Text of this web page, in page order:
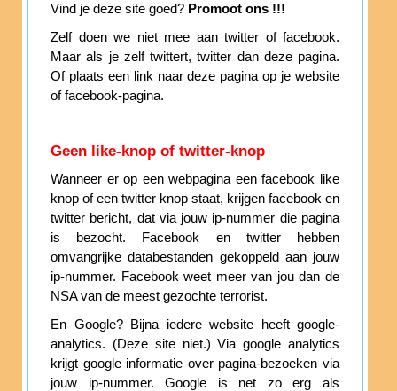
Vind je deze site goed? Promoot ons !!!
Zelf doen we niet mee aan twitter of facebook.
Maar als je zelf twittert, twitter dan deze pagina.
Of plaats een link naar deze pagina op je website
of facebook-pagina.
Geen like-knop of twitter-knop
Wanneer er op een webpagina een facebook like
knop of een twitter knop staat, krijgen facebook en
twitter bericht, dat via jouw ip-nummer die pagina
is bezocht. Facebook en twitter hebben
omvangrijke databestanden gekoppeld aan jouw
ip-nummer. Facebook weet meer van jou dan de
NSA van de meest gezochte terrorist.
En Google? Bijna iedere website heeft google-
analytics. (Deze site niet.) Via google analytics
krijgt google informatie over pagina-bezoeken via
jouw ip-nummer. Google is net zo erg als